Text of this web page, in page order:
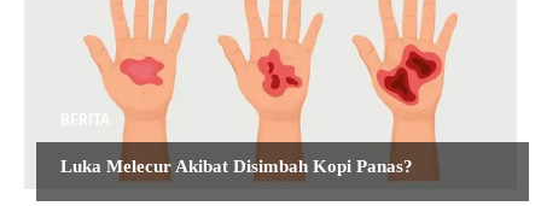
Luka Melecur Akibat Disimbah Kopi Panas?